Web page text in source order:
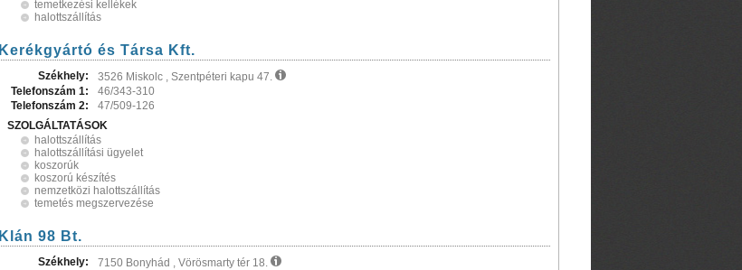
temetkezési kellékek
halottszállítás
Kerékgyártó és Társa Kft.
Székhely:
3526 Miskolc , Szentpéteri kapu 47.
Telefonszám 1:
46/343-310
Telefonszám 2:
47/509-126
SZOLGÁLTATÁSOK
halottszállítás
halottszállítási ügyelet
koszorúk
koszorú készítés
nemzetközi halottszállítás
temetés megszervezése
Klán 98 Bt.
Székhely:
7150 Bonyhád , Vörösmarty tér 18.